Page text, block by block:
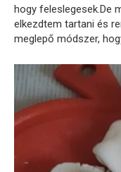
hogy feleslegesek.De
elkezdtem tartani és
meglepő módszer,